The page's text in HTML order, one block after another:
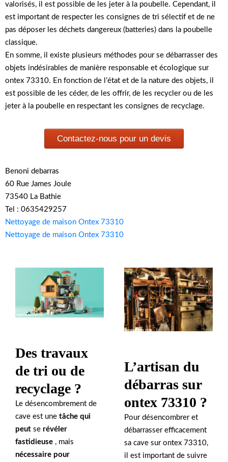
valorisés, il est possible de les jeter à la poubelle. Cependant, il
est important de respecter les consignes de tri sélectif et de ne
pas déposer les déchets dangereux (batteries) dans la poubelle
classique.
En somme, il existe plusieurs méthodes pour se débarrasser des
objets indésirables de manière responsable et écologique sur
ontex 73310. En fonction de l’état et de la nature des objets, il
est possible de les céder, de les offrir, de les recycler ou de les
jeter à la poubelle en respectant les consignes de recyclage.
Contactez-nous pour un devis
Benoni debarras
60 Rue James Joule
73540 La Bathie
Tel : 0635429257
Nettoyage de maison Ontex 73310
Nettoyage de maison Ontex 73310
Des travaux
de tri ou de
recyclage ?
Le désencombrement de
cave est une tâche qui
peut se révéler
fastidieuse , mais
nécessaire pour
L’artisan du
débarras sur
ontex 73310 ?
Pour désencombrer et
débarrasser efficacement
sa cave sur ontex 73310,
il est important de suivre